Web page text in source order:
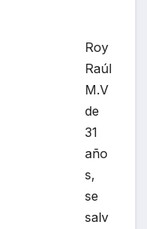
se salvó de ser
del AA.
cuando golpeaba
T.L. (36),
así luego que
de iniciales
2 de la tarde